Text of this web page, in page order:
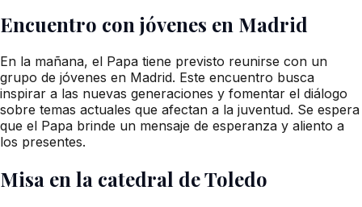
Encuentro con jóvenes en Madrid
En la mañana, el Papa tiene previsto reunirse con un
grupo de jóvenes en Madrid. Este encuentro busca
inspirar a las nuevas generaciones y fomentar el diálogo
sobre temas actuales que afectan a la juventud. Se espera
que el Papa brinde un mensaje de esperanza y aliento a
los presentes.
Misa en la catedral de Toledo